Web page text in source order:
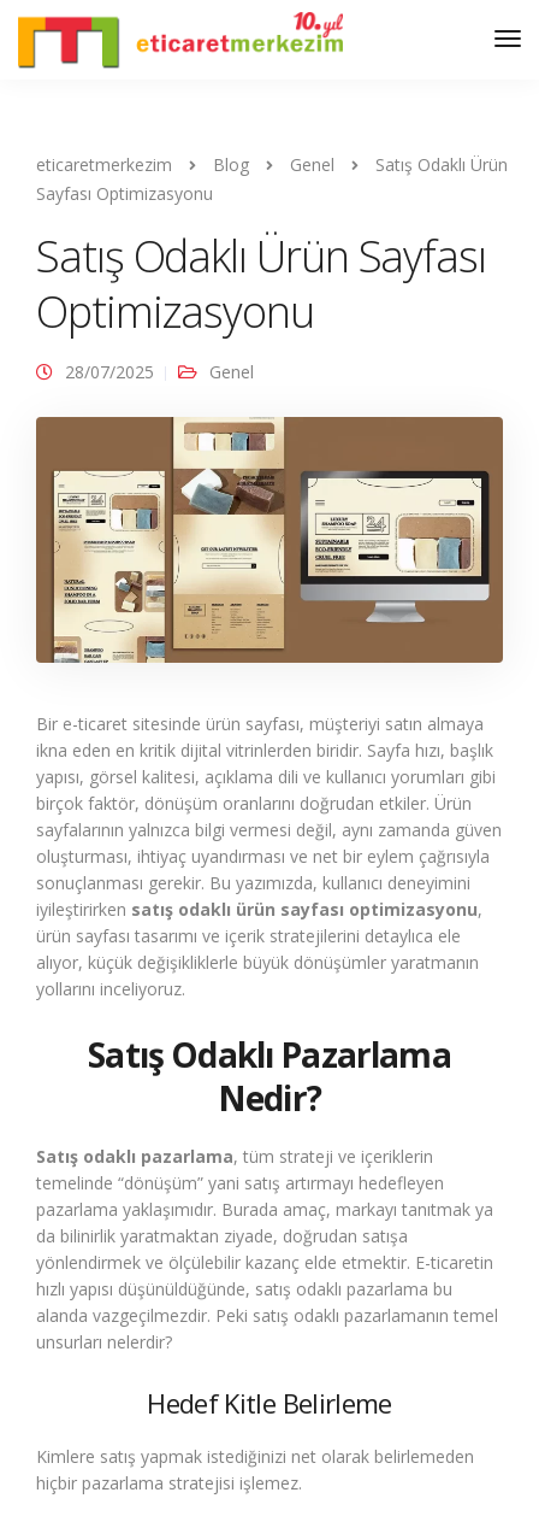
eticaretmerkezim Blog Genel
Satış Odaklı Ürün
Sayfası Optimizasyonu
Satış Odaklı Ürün Sayfası
Optimizasyonu
28/07/2025 Genel
Bir e-ticaret sitesinde ürün sayfası, müşteriyi satın almaya
ikna eden en kritik dijital vitrinlerden biridir. Sayfa hızı, başlık
yapısı, görsel kalitesi, açıklama dili ve kullanıcı yorumları gibi
birçok faktör, dönüşüm oranlarını doğrudan etkiler. Ürün
sayfalarının yalnızca bilgi vermesi değil, aynı zamanda güven
oluşturması, ihtiyaç uyandırması ve net bir eylem çağrısıyla
sonuçlanması gerekir. Bu yazımızda, kullanıcı deneyimini
iyileştirirken satış odaklı ürün sayfası optimizasyonu,
ürün sayfası tasarımı ve içerik stratejilerini detaylıca ele
alıyor, küçük değişikliklerle büyük dönüşümler yaratmanın
yollarını inceliyoruz.
Satış Odaklı Pazarlama
Nedir?
Satış odaklı pazarlama, tüm strateji ve içeriklerin
temelinde “dönüşüm” yani satış artırmayı hedefleyen
pazarlama yaklaşımıdır. Burada amaç, markayı tanıtmak ya
da bilinirlik yaratmaktan ziyade, doğrudan satışa
yönlendirmek ve ölçülebilir kazanç elde etmektir. E-ticaretin
hızlı yapısı düşünüldüğünde, satış odaklı pazarlama bu
alanda vazgeçilmezdir. Peki satış odaklı pazarlamanın temel
unsurları nelerdir?
Hedef Kitle Belirleme
Kimlere satış yapmak istediğinizi net olarak belirlemeden
hiçbir pazarlama stratejisi işlemez.